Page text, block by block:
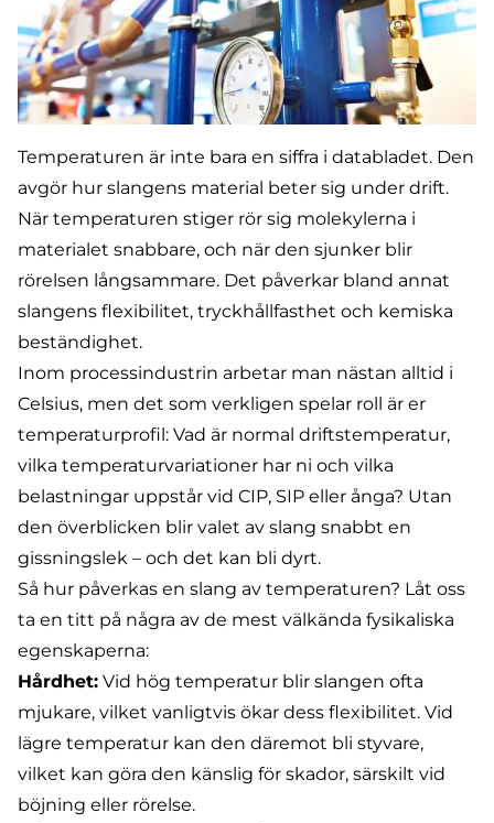
Temperaturen är inte bara en siffra i databladet. Den
avgör hur slangens material beter sig under drift.
När temperaturen stiger rör sig molekylerna i
materialet snabbare, och när den sjunker blir
rörelsen långsammare. Det påverkar bland annat
slangens flexibilitet, tryckhållfasthet och kemiska
beständighet.
Inom processindustrin arbetar man nästan alltid i
Celsius, men det som verkligen spelar roll är er
temperaturprofil: Vad är normal driftstemperatur,
vilka temperaturvariationer har ni och vilka
belastningar uppstår vid CIP, SIP eller ånga? Utan
den överblicken blir valet av slang snabbt en
gissningslek – och det kan bli dyrt.
Så hur påverkas en slang av temperaturen? Låt oss
ta en titt på några av de mest välkända fysikaliska
egenskaperna:
Hårdhet: Vid hög temperatur blir slangen ofta
mjukare, vilket vanligtvis ökar dess flexibilitet. Vid
lägre temperatur kan den däremot bli styvare,
vilket kan göra den känslig för skador, särskilt vid
böjning eller rörelse.